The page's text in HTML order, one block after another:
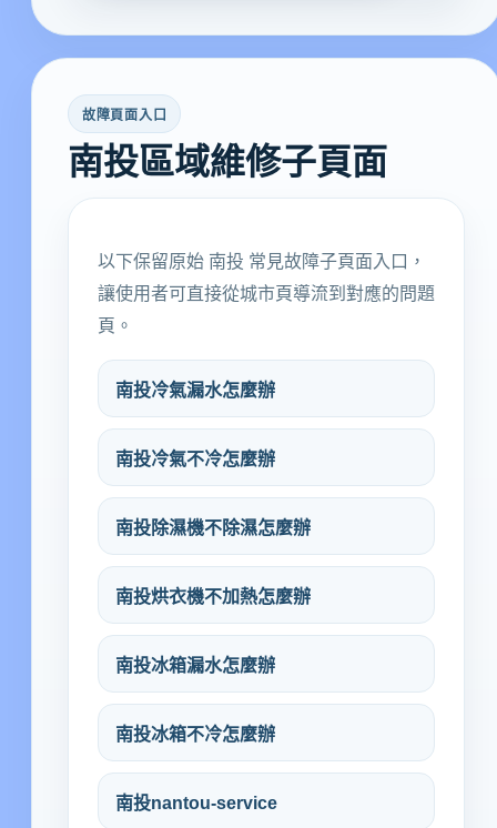
故障頁面入口
南投區域維修子頁面
以下保留原始 南投 常見故障子頁面入口，
讓使用者可直接從城市頁導流到對應的問題
頁。
南投冷氣漏水怎麼辦
南投冷氣不冷怎麼辦
南投除濕機不除濕怎麼辦
南投烘衣機不加熱怎麼辦
南投冰箱漏水怎麼辦
南投冰箱不冷怎麼辦
南投nantou-service